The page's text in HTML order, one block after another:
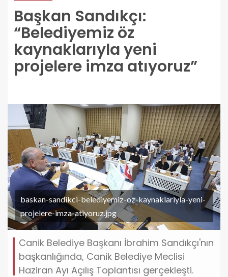
Başkan Sandıkçı:
“Belediyemiz öz
kaynaklarıyla yeni
projelere imza atıyoruz”
baskan-sandikci-belediyemiz-oz-kaynaklariyla-yeni-
projelere-imza-atiyoruz.jpg
Canik Belediye Başkanı İbrahim Sandıkçı'nın
başkanlığında, Canik Belediye Meclisi
Haziran Ayı Açılış Toplantısı gerçekleşti.